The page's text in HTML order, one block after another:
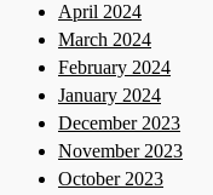
April 2024
March 2024
February 2024
January 2024
December 2023
November 2023
October 2023